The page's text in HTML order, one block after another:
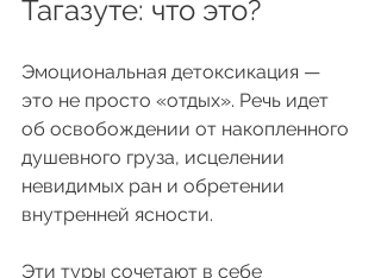
Тагазуте: что это?
Эмоциональная детоксикация —
это не просто «отдых». Речь идет
об освобождении от накопленного
душевного груза, исцелении
невидимых ран и обретении
внутренней ясности.
Эти туры сочетают в себе